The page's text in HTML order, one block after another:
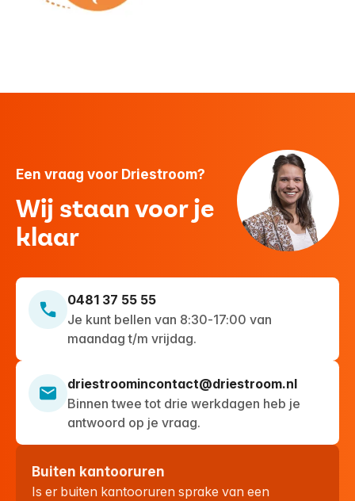
Een vraag voor Driestroom?
Wij staan voor je
klaar
0481 37 55 55
Je kunt bellen van 8:30-17:00 van
maandag t/m vrijdag.
driestroomincontact@driestroom.nl
Binnen twee tot drie werkdagen heb je
antwoord op je vraag.
Buiten kantooruren
Is er buiten kantooruren sprake van een